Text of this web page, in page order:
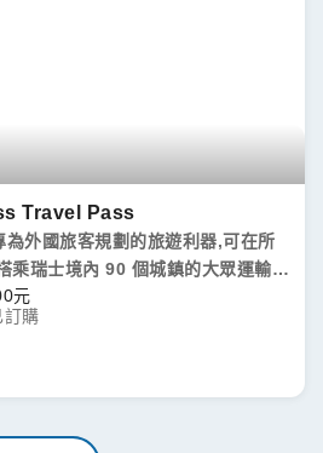
Travel Pass
外國旅客規劃的旅遊利器,可在所
乘瑞士境內 90 個城鎮的大眾運輸工
景觀列車及巴士遊船,更可享免費參
,讓您省錢且輕鬆遊覽瑞士!無限次搭
眾運輸工具,包括國鐵火車
元
訂購